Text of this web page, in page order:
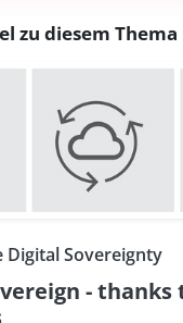
zu diesem Thema
Digital Sovereignty
- thanks